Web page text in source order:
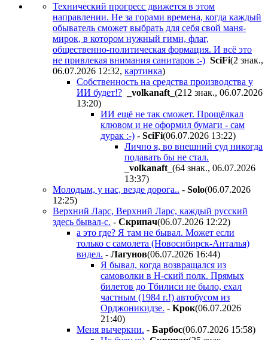
Технический прогресс движется в этом
направлении. Не за горами времена, когда каждый
обыватель сможет выбрать для себя свой маня-
мирок, в котором нужный гимн, флаг,
общественно-политическая формация. И всё это
не привлекая внимания санитаров :-) SciFi(2 знак.,
06.07.2026 12:32, картинка)
Собственность на средства производства у
ИИ будет!?
_volkanaft_ (212 знак., 06.07.2026
13:20)
ИИ ещё не так сможет. Прощёлкал
клювом и не оформил бумаги - сам
дурак :-) - SciFi(06.07.2026 13:22)
Лично я, во внешний суд никогда
подавать бы не стал.
_volkanaft_ (64 знак., 06.07.2026
13:37)
Молодым, у нас, везде дорога.. - Solo(06.07.2026
12:25)
Верхний Ларс, Верхний Ларс, каждый русский
здесь бывал-с. - Cкpипaч(06.07.2026 12:22)
а это где? Я там не бывал. Может если
только с самолета (Новосибирск-Анталья)
видел. - Лaгyнoв(06.07.2026 16:44)
Я бывал, когда возвращался из
самоволки в Н-ский полк. Прямых
билетов до Тбилиси не было, ехал
частным (1984 г.!) автобусом из
Орджоникидзе. - Kpoк(06.07.2026
21:40)
Меня вычеркни. - Бapбoc(06.07.2026 15:58)